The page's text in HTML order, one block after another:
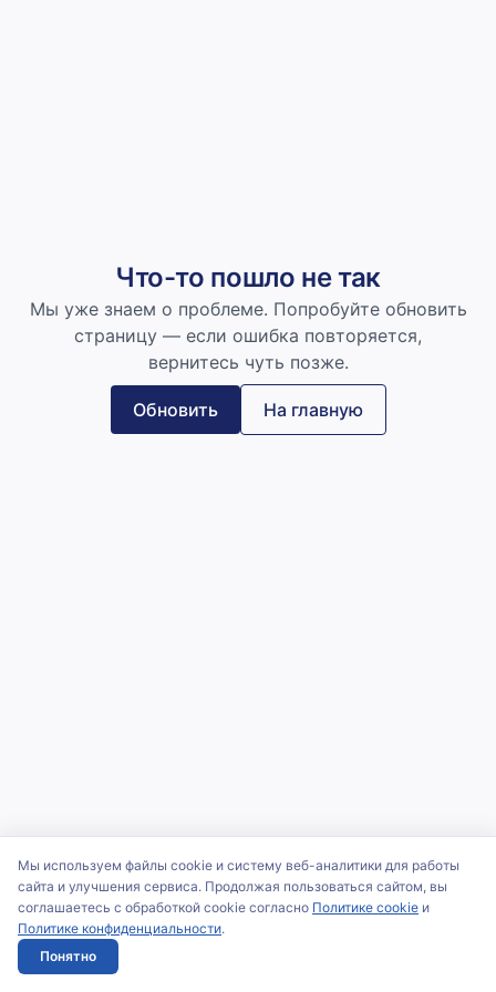
Что-то пошло не так
Мы уже знаем о проблеме. Попробуйте обновить
страницу — если ошибка повторяется,
вернитесь чуть позже.
Обновить На главную
Мы используем файлы cookie и систему веб-аналитики для работы
сайта и улучшения сервиса. Продолжая пользоваться сайтом, вы
соглашаетесь с обработкой cookie согласно Политике cookie и
Политике конфиденциальности.
Понятно